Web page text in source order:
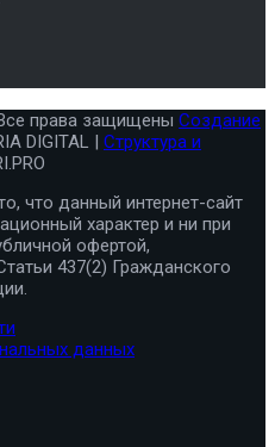
права защищены Создание
DIGITAL | Структура и
что данный интернет-сайт
характер и ни при
офертой,
437(2) Гражданского
данных